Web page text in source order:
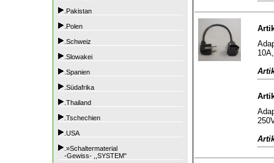
.Pakistan
.Polen
.Schweiz
.Slowakei
.Spanien
.Südafrika
.Thailand
.Tschechien
.USA
.»Schaltermaterial
-Gewiss- ,,SYSTEM"